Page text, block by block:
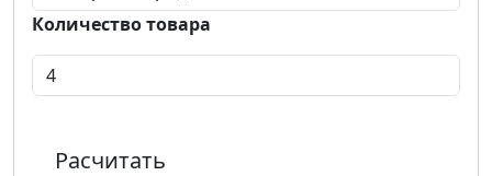
Количество товара
Расчитать